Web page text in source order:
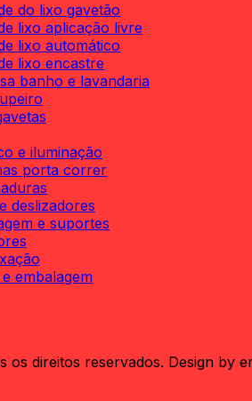
do lixo gavetão
lixo aplicação livre
lixo automático
lixo encastre
banho e lavandaria
e iluminação
porta correr
deslizadores
e suportes
embalagem
os direitos reservados. Design by